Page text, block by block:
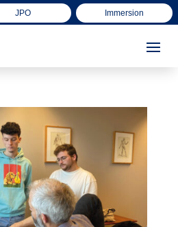
JPO Immersion